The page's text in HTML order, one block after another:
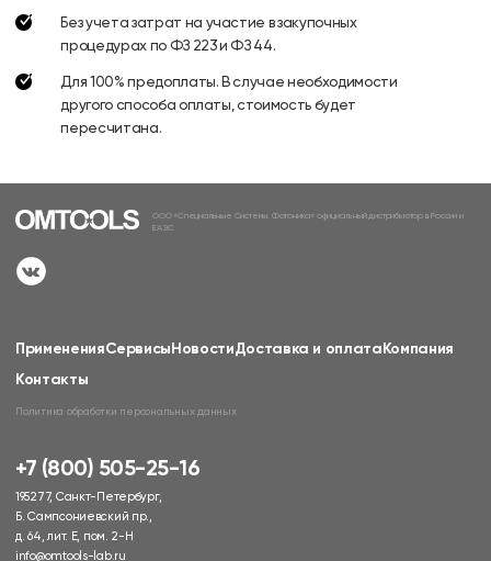
Без учета затрат на участие в закупочных
процедурах по ФЗ 223 и ФЗ 44.
Для 100% предоплаты. В случае необходимости
другого способа оплаты, стоимость будет
пересчитана.
ООО «Специальные Системы. Фотоника» официальный дистрибьютор в России и
ЕАЭС
ПримененияСервисыНовостиДоставка и оплатаКомпания
Контакты
Политика обработки персональных данных
+7 (800) 505-25-16
195277, Санкт-Петербург,
Б. Сампсониевский пр.,
д. 64, лит. Е, пом. 2-Н
info@omtools-lab.ru